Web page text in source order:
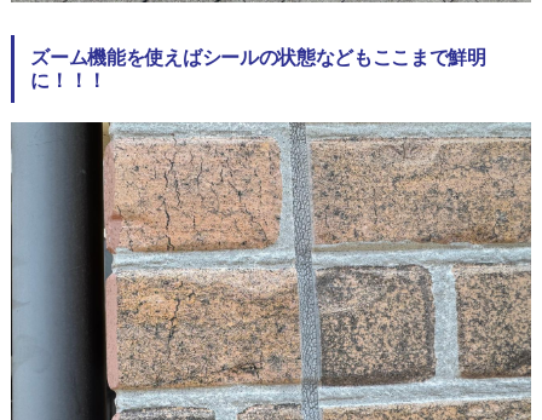
ズーム機能を使えばシールの状態などもここまで鮮明
に！！！